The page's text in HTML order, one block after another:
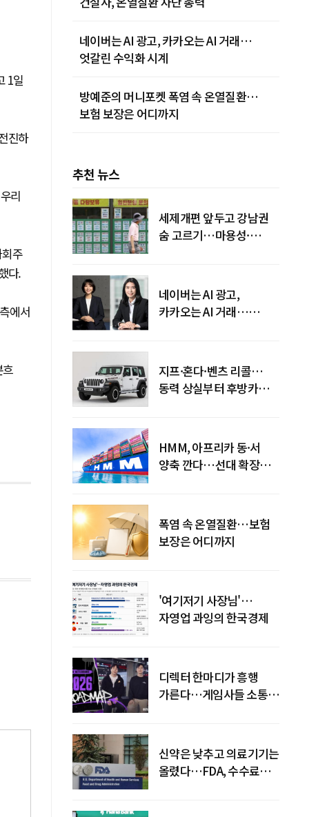
1일
진하
리
주
다.
에서
흐
네이버는 AI 광고, 카카오는 AI 거래…
엇갈린 수익화 시계
방예준의 머니포켓 폭염 속 온열질환…
보험 보장은 어디까지
추천 뉴스
세제개편 앞두고 강남권
숨 고르기…마용성·
네이버는 AI 광고,
카카오는 AI 거래…
지프·혼다·벤츠 리콜…
동력 상실부터 후방카메라
HMM, 아프리카 동·서
양축 깐다…선대 확장
폭염 속 온열질환…보험
보장은 어디까지
'여기저기 사장님'…
자영업 과잉의 한국경제
디렉터 한마디가 흥행
가른다…게임사들 소통
신약은 낮추고 의료기기는
올렸다…FDA, 수수료